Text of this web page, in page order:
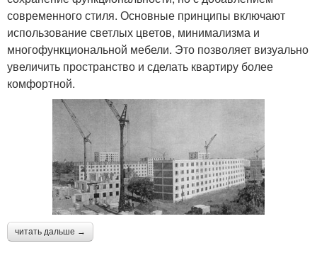
современного стиля. Основные принципы включают
использование светлых цветов, минимализма и
многофункциональной мебели. Это позволяет визуально
увеличить пространство и сделать квартиру более
комфортной.
читать дальше →